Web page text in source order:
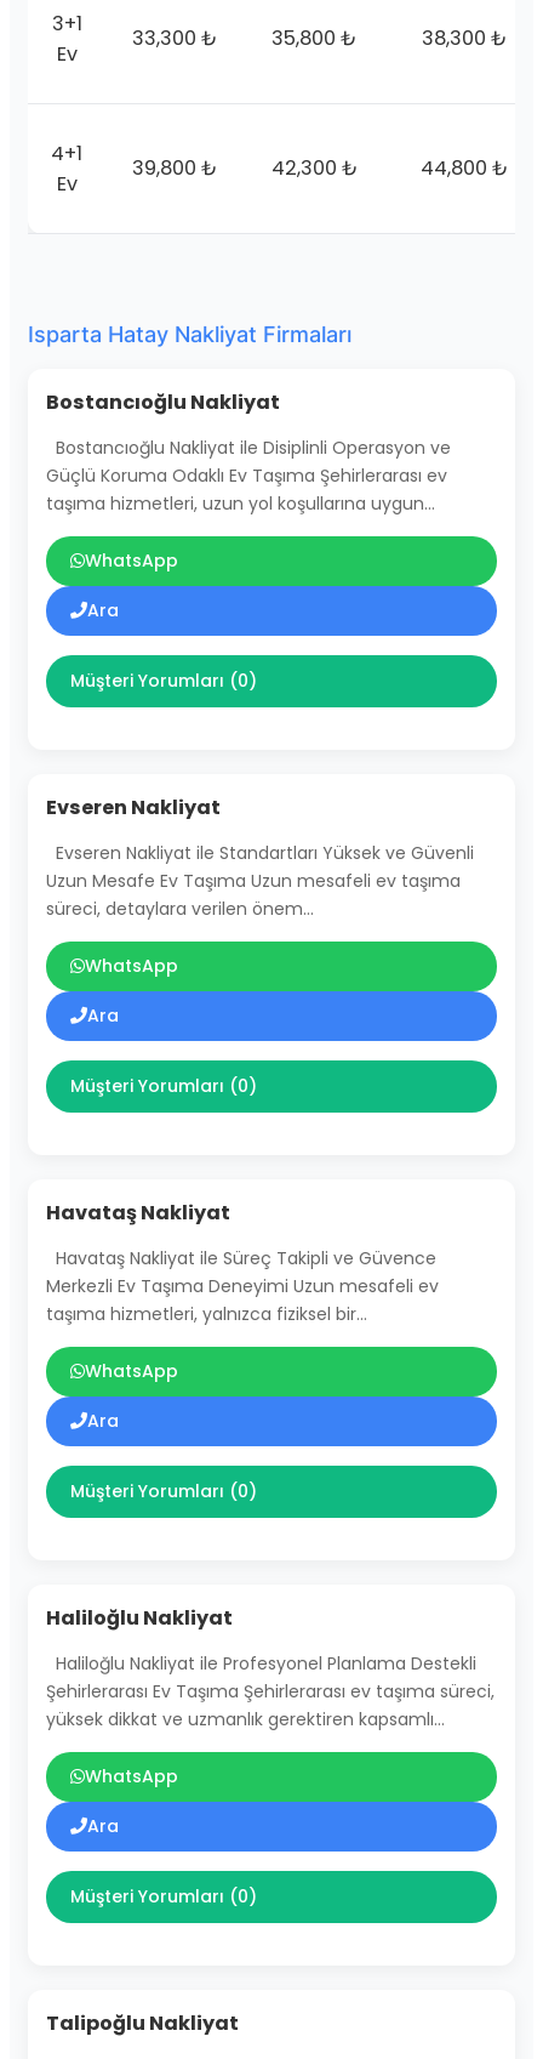
3+1
Ev
33,300 ₺ 35,800 ₺ 38,300 ₺
4+1
Ev
39,800 ₺ 42,300 ₺ 44,800 ₺
Isparta Hatay Nakliyat Firmaları
Bostancıoğlu Nakliyat
Bostancıoğlu Nakliyat ile Disiplinli Operasyon ve
Güçlü Koruma Odaklı Ev Taşıma Şehirlerarası ev
taşıma hizmetleri, uzun yol koşullarına uygun…
WhatsApp
Ara
Müşteri Yorumları (0)
Evseren Nakliyat
Evseren Nakliyat ile Standartları Yüksek ve Güvenli
Uzun Mesafe Ev Taşıma Uzun mesafeli ev taşıma
süreci, detaylara verilen önem…
WhatsApp
Ara
Müşteri Yorumları (0)
Havataş Nakliyat
Havataş Nakliyat ile Süreç Takipli ve Güvence
Merkezli Ev Taşıma Deneyimi Uzun mesafeli ev
taşıma hizmetleri, yalnızca fiziksel bir…
WhatsApp
Ara
Müşteri Yorumları (0)
Haliloğlu Nakliyat
Haliloğlu Nakliyat ile Profesyonel Planlama Destekli
Şehirlerarası Ev Taşıma Şehirlerarası ev taşıma süreci,
yüksek dikkat ve uzmanlık gerektiren kapsamlı…
WhatsApp
Ara
Müşteri Yorumları (0)
Talipoğlu Nakliyat